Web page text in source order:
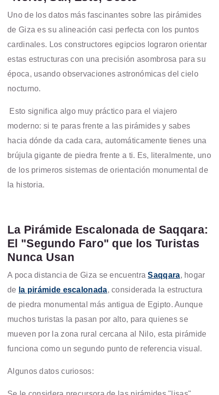
Uno de los datos más fascinantes sobre las pirámides
de Giza es su alineación casi perfecta con los puntos
cardinales. Los constructores egipcios lograron orientar
estas estructuras con una precisión asombrosa para su
época, usando observaciones astronómicas del cielo
nocturno.
Esto significa algo muy práctico para el viajero
moderno: si te paras frente a las pirámides y sabes
hacia dónde da cada cara, automáticamente tienes una
brújula gigante de piedra frente a ti. Es, literalmente, uno
de los primeros sistemas de orientación monumental de
la historia.
La Pirámide Escalonada de Saqqara:
El "Segundo Faro" que los Turistas
Nunca Usan
A poca distancia de Giza se encuentraSaqqara, hogar
de la pirámide escalonada, considerada la estructura
de piedra monumental más antigua de Egipto. Aunque
muchos turistas la pasan por alto, para quienes se
mueven por la zona rural cercana al Nilo, esta pirámide
funciona como un segundo punto de referencia visual.
Algunos datos curiosos: